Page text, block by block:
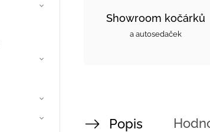
Showroom kočárků
a autosedaček
Popis